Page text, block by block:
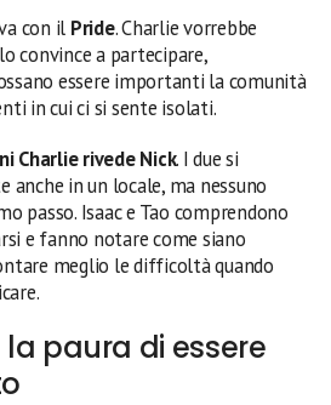
con il Pride. Charlie vorrebbe
convince a partecipare,
essere importanti la comunità
in cui ci si sente isolati.
Charlie rivede Nick. I due si
in un locale, ma nessuno
passo. Isaac e Tao comprendono
e fanno notare come siano
meglio le difficoltà quando
paura di essere